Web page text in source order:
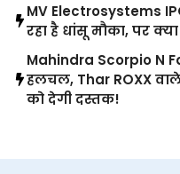
MV Electrosystems
रहा है धांसू मौका, पर
Mahindra Scorpio N
हलचल, Thar ROXX
को देगी दस्तक!